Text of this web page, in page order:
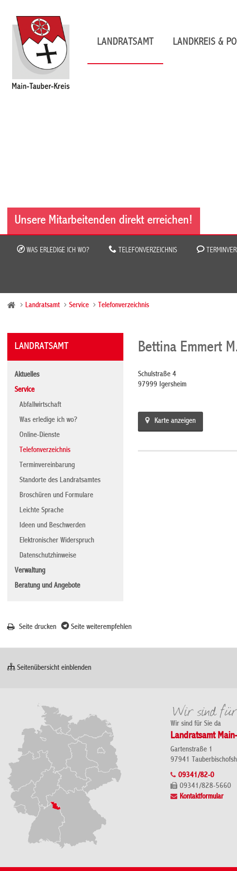
LANDRATSAMT LANDKREIS &
Unsere Mitarbeitenden direkt erreichen!
WAS ERLEDIGE ICH WO? TELEFONVERZEICHNIS
Landratsamt Service Telefonverzeichnis
LANDRATSAMT
Aktuelles
Service
Abfallwirtschaft
Was erledige ich wo?
Online-Dienste
Telefonverzeichnis
Terminvereinbarung
Standorte des Landratsamtes
Broschüren und Formulare
Leichte Sprache
Ideen und Beschwerden
Elektronischer Widerspruch
Datenschutzhinweise
Verwaltung
Beratung und Angebote
Bettina Emmert
Schulstraße 4
97999 Igersheim
Karte anzeigen
Seite drucken Seite weiterempfehlen
Seitenübersicht einblenden
Wir sind für Sie da
Landratsamt
Gartenstraße 1
97941
09341/82-0
09341/828-5660
Kontaktformular